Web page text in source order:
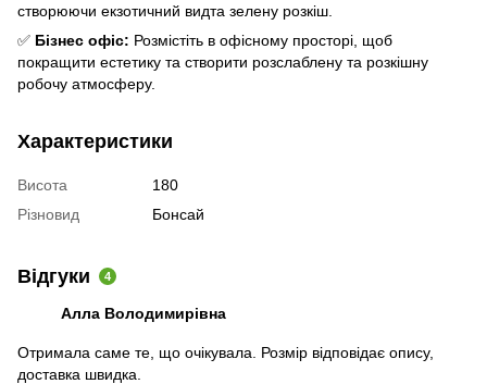
створюючи екзотичний видта зелену розкіш.
✅ Бізнес офіс: Розмістіть в офісному просторі, щоб
покращити естетику та створити розслаблену та розкішну
робочу атмосферу.
Характеристики
Висота
180
Різновид
Бонсай
Відгуки 4
Алла Володимирівна
Отримала саме те, що очікувала. Розмір відповідає опису,
доставка швидка.